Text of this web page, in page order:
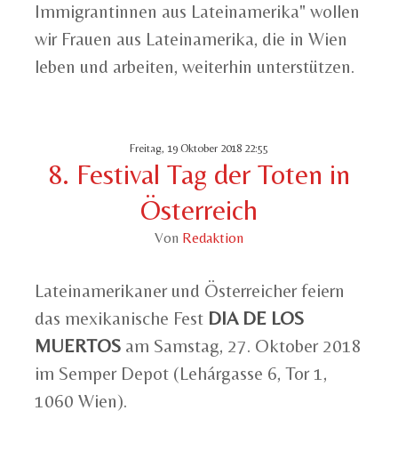
Immigrantinnen aus Lateinamerika" wollen
wir Frauen aus Lateinamerika, die in Wien
leben und arbeiten, weiterhin unterstützen.
Freitag, 19 Oktober 2018 22:55
8. Festival Tag der Toten in
Österreich
Von Redaktion
Lateinamerikaner und Österreicher feiern
das mexikanische Fest DIA DE LOS
MUERTOS am Samstag, 27. Oktober 2018
im Semper Depot (Lehárgasse 6, Tor 1,
1060 Wien).